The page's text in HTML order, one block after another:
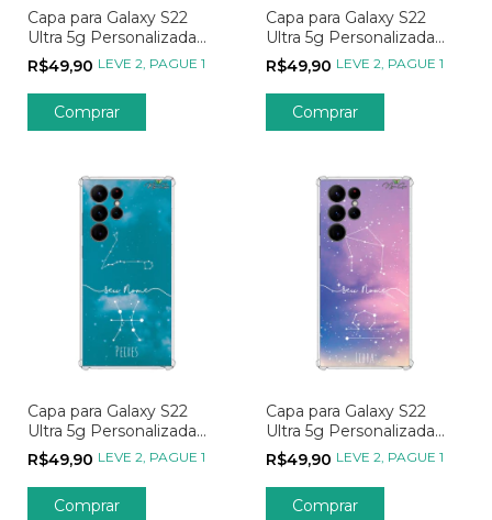
Capa para Galaxy S22
Ultra 5g Personalizada
Signos Constelação de
Touro
R$49,90 LEVE 2, PAGUE 1
Capa para Galaxy S22
Ultra 5g Personalizada
Signos Constelação de
Sagitário
R$49,90 LEVE 2, PAGUE 1
Capa para Galaxy S22
Ultra 5g Personalizada
Signos Constelação de
Peixes
R$49,90 LEVE 2, PAGUE 1
Capa para Galaxy S22
Ultra 5g Personalizada
Signos Constelação de
Libra
R$49,90 LEVE 2, PAGUE 1